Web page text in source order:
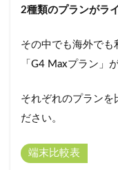
2種類のプランがラ
その中でも海外でも
「G4 Maxプラン」
それぞれのプランを
ださい。
端末比較表